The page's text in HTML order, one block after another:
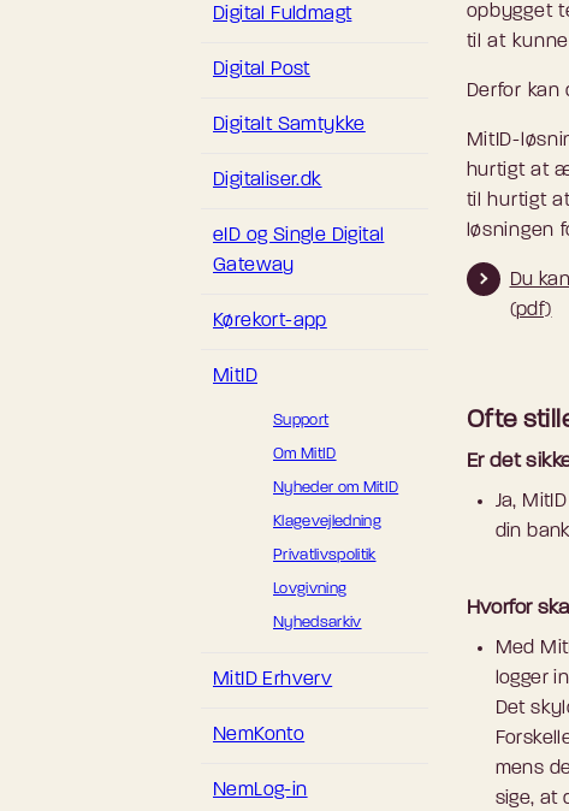
Digital Fuldmagt
Digital Post
Digitalt Samtykke
Digitaliser.dk
eID og Single Digital
Gateway
Kørekort-app
MitID
Support
Om MitID
Nyheder om MitID
Klagevejledning
Privatlivspolitik
Lovgivning
Nyhedsarkiv
MitID Erhverv
NemKonto
NemLog-in
opbygget
til at
Derfor
MitID-
hurtigt at
til hurtigt
løsningen
Du
(pdf)
Ofte
Er det
Ja,
din
Hvorfor
Med
logger
Det
mens
sige, at